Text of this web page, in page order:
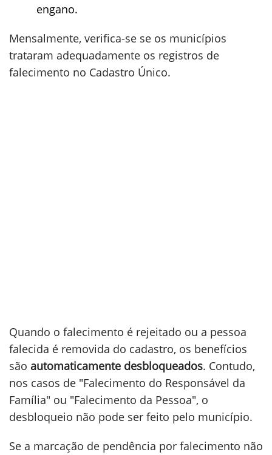
engano.
Mensalmente, verifica-se se os municípios
trataram adequadamente os registros de
falecimento no Cadastro Único.
Quando o falecimento é rejeitado ou a pessoa
falecida é removida do cadastro, os benefícios
são automaticamente desbloqueados. Contudo,
nos casos de "Falecimento do Responsável da
Família" ou "Falecimento da Pessoa", o
desbloqueio não pode ser feito pelo município.
Se a marcação de pendência por falecimento não